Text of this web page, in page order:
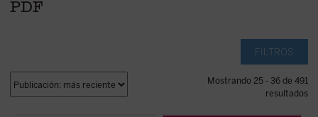
PDF
FILTROS
Mostrando 25 - 36 de 491
resultados